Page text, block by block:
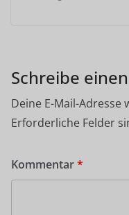
Schreibe
Deine E-Mail-
Erforderliche Felder
Kommentar*